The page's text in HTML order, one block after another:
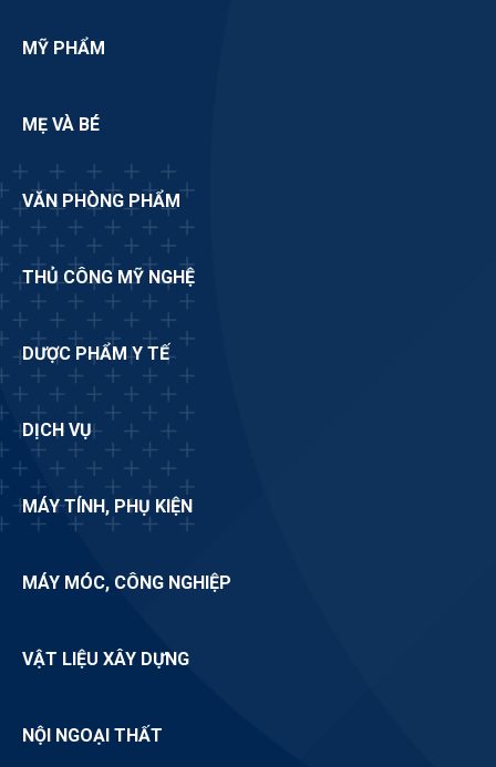
MỸ PHẨM
MẸ VÀ BÉ
VĂN PHÒNG PHẨM
THỦ CÔNG MỸ NGHỆ
DƯỢC PHẨM Y TẾ
DỊCH VỤ
MÁY TÍNH, PHỤ KIỆN
MÁY MÓC, CÔNG NGHIỆP
VẬT LIỆU XÂY DỰNG
NỘI NGOẠI THẤT